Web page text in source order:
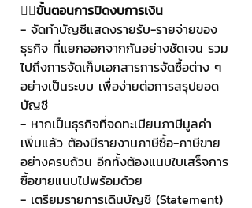
👉🏻ขั้นตอนการปิดงบการเงิน
- จัดทำบัญชีแสดงรายรับ-รายจ่ายของ
ธุรกิจ ที่แยกออกจากกันอย่างชัดเจน รวม
ไปถึงการจัดเก็บเอกสารการจัดซื้อต่าง ๆ
อย่างเป็นระบบ เพื่อง่ายต่อการสรุปยอด
บัญชี
- หากเป็นธุรกิจที่จดทะเบียนภาษีมูลค่า
เพิ่มแล้ว ต้องมีรายงานภาษีซื้อ-ภาษีขาย
อย่างครบถ้วน อีกทั้งต้องแนบใบเสร็จการ
ซื้อขายแนบไปพร้อมด้วย
- เตรียมรายการเดินบัญชี (Statement)